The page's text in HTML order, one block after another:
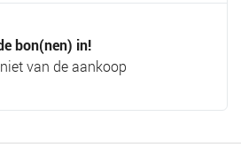
bon(nen) in!
van de aankoop